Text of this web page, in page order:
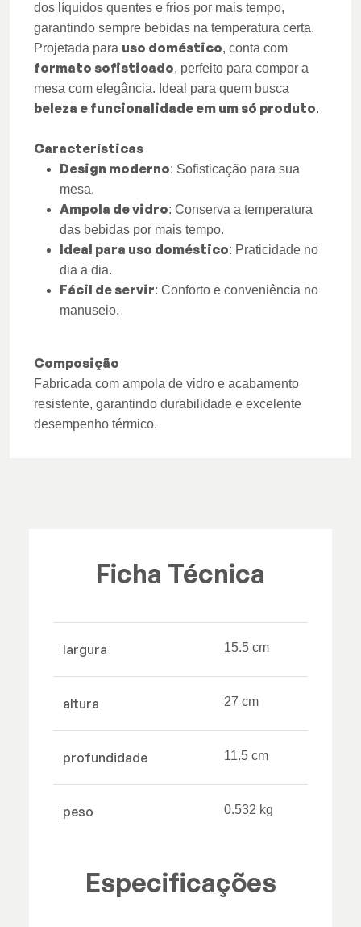
dos líquidos quentes e frios por mais tempo,
garantindo sempre bebidas na temperatura certa.
Projetada para uso doméstico, conta com
formato sofisticado, perfeito para compor a
mesa com elegância. Ideal para quem busca
beleza e funcionalidade em um só produto.
Características
Design moderno: Sofisticação para sua
mesa.
Ampola de vidro: Conserva a temperatura
das bebidas por mais tempo.
Ideal para uso doméstico: Praticidade no
dia a dia.
Fácil de servir: Conforto e conveniência no
manuseio.
Composição
Fabricada com ampola de vidro e acabamento
resistente, garantindo durabilidade e excelente
desempenho térmico.
Ficha Técnica
largura 15.5 cm
altura 27 cm
profundidade 11.5 cm
peso 0.532 kg
Especificações